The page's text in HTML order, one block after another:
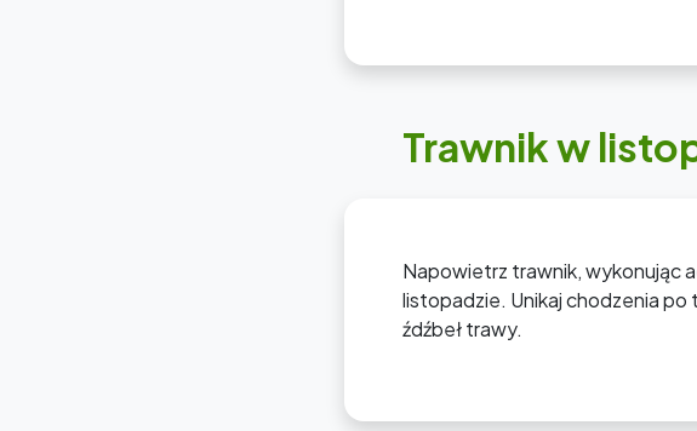
Trawnik w
Napowietrz trawnik, wykonując
listopadzie. Unikaj chodzenia po
źdźbeł trawy.